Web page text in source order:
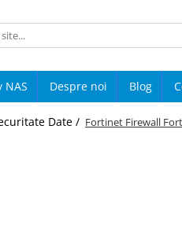
NAS Despre noi Blog
Date / Fortinet Firewall